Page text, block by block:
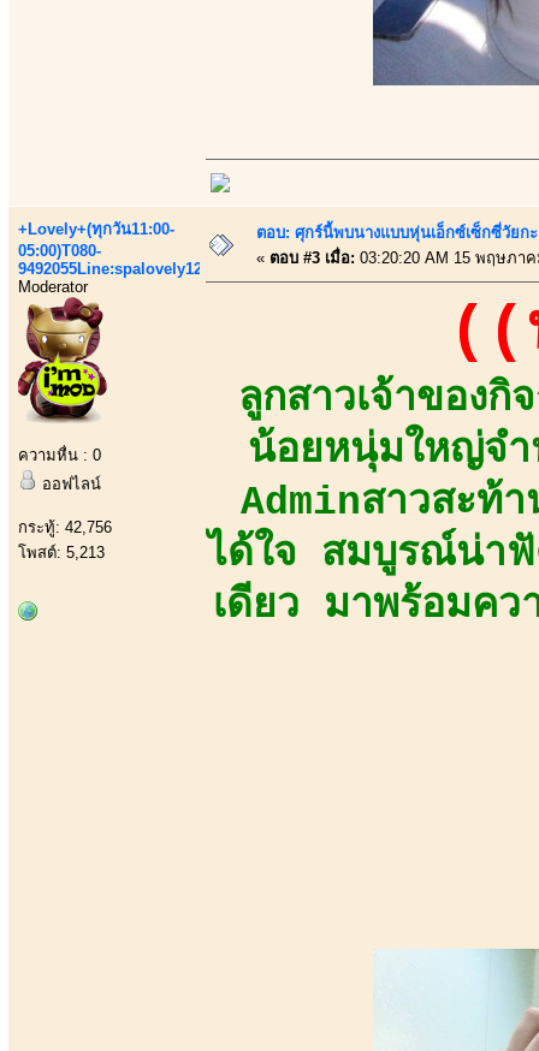
+Lovely+(ทุกวัน11:00-
05:00)T080-
9492055Line:spalovely123
Moderator
ความหื่น : 0
ออฟไลน์
กระทู้: 42,756
โพสต์: 5,213
ตอบ: ศุกร์นี้พบนางแบบหุ่นเอ็กซ์เซ็กซี่วัย
« ตอบ #3 เมื่อ: 03:20:20 AM 15 พฤษภา
((
ลูกสาวเจ้าของ
น้อยหนุ่มใหญ่จ
Adminสาวสะท้
ได้ใจ สมบูรณ์น่า
เดียว มาพร้อมคว